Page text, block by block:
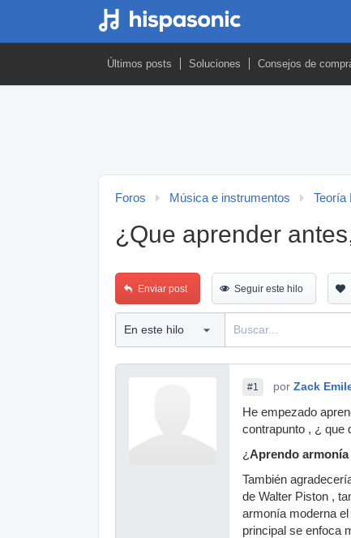
Últimos posts Soluciones Consejos de
Foros Música e instrumentos Teoría
¿Que aprender
Enviar post Seguir este hilo
#1 por Zack
He empezado
contrapunto , ¿ que
¿Aprendo
También
de Walter Piston ,
armonía moderna
principal se enfoca